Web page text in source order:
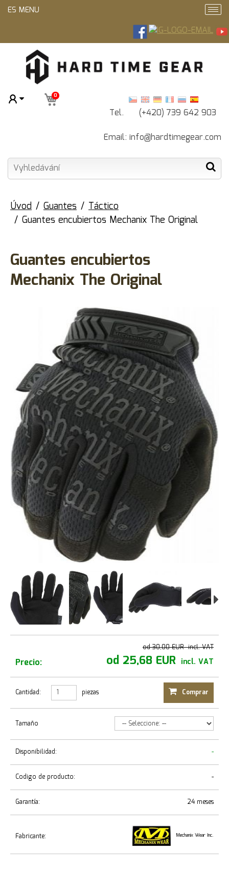
Tel. (+420) 739 642 903
Email: info@hardtimegear.com
0
ES MENU
Úvod Guantes
Táctico
Guantes encubiertos Mechanix The Original
Guantes encubiertos
Mechanix The Original
od 30,00 EUR incl. VAT
Precio: od 25,68 EUR incl. VAT
Cantidad: piezas Comprar
Tamaño
Disponibilidad: -
Codigo de producto: -
Garantía: 24 meses
Fabricante: Mechanix Wear Inc.